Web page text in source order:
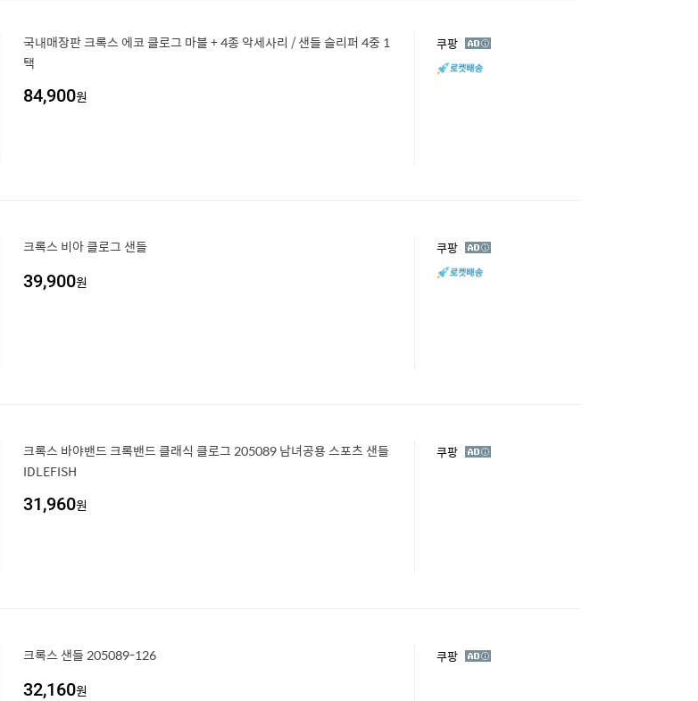
국내매장판 크록스 에코 클로그 마블 + 4종 악세사리 / 샌들 슬리퍼 4중 1
택
84,900원
쿠팡 광
고
크록스 비아 클로그 샌들
39,900원
쿠팡 광
고
크록스 바야밴드 크록밴드 클래식 클로그 205089 남녀공용 스포츠 샌들
IDLEFISH
31,960원
쿠팡 광
크록스 샌들 205089-126
32,160원
쿠팡 광